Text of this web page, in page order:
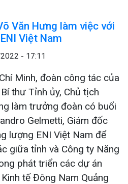
Văn Hưng làm việc với
Việt Nam
- 17:11
Minh, đoàn công tác của
thư Tỉnh ủy, Chủ tịch
làm trưởng đoàn có buổi
Gelmetti, Giám đốc
lượng ENI Việt Nam để
giữa tỉnh và Công ty Năng
phát triển các dự án
tế Đông Nam Quảng